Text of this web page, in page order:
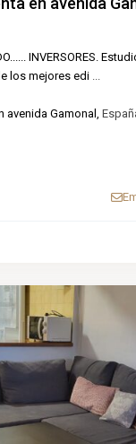
INVERSORES.
los mejores edi ...
avenida Gamonal,